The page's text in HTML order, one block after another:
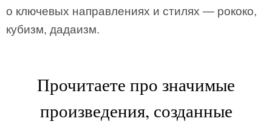
о ключевых направлениях и стилях — рококо,
кубизм, дадаизм.
Прочитаете про значимые
произведения, созданные